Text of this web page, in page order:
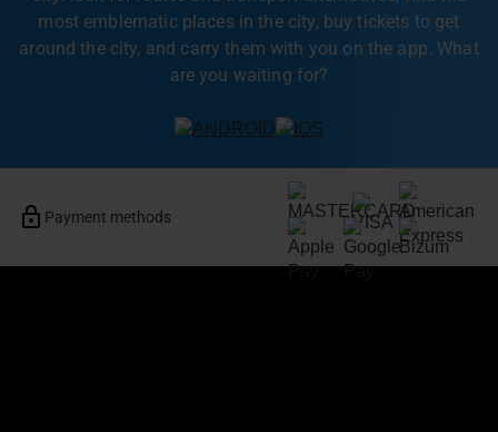
most emblematic places in the city, buy tickets to get
around the city, and carry them with you on the app. What
are you waiting for?
Payment methods